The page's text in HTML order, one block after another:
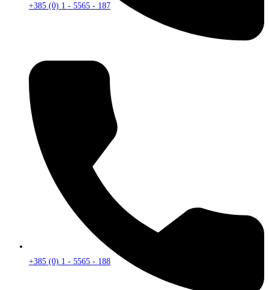
+385 (0) 1 - 5565 - 187
+385 (0) 1 - 5565 - 188